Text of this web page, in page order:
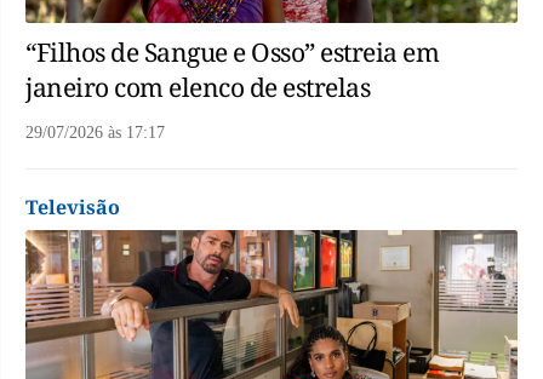
“Filhos de Sangue e Osso” estreia em
janeiro com elenco de estrelas
29/07/2026 às 17:17
Televisão